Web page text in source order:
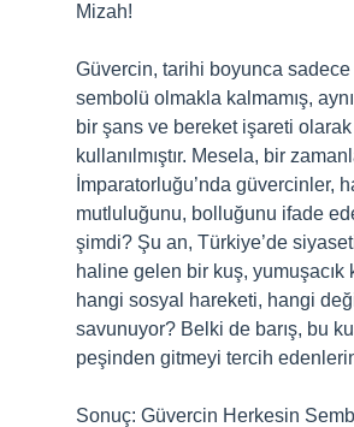
Mizah!
Güvercin, tarihi boyunca sadece
sembolü olmakla kalmamış,
bir şans ve bereket işareti
kullanılmıştır. Mesela, bir
İmparatorluğu’nda güvercinler,
mutluluğunu, bolluğunu ifade
şimdi? Şu an, Türkiye’de
haline gelen bir kuş, yumuşacık
hangi sosyal hareketi, hangi
savunuyor? Belki de barış, bu
peşinden gitmeyi tercih
Sonuç: Güvercin Herkesin